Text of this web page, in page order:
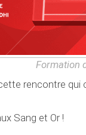
Formation
rencontre
Sang et Or !